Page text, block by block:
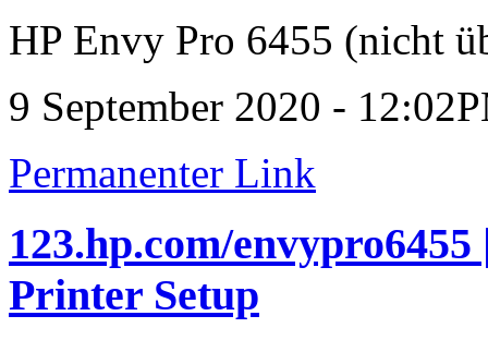
HP Envy Pro 6455 (nicht
9 September 2020 -
Permanenter Link
123.hp.com/
Printer Setup